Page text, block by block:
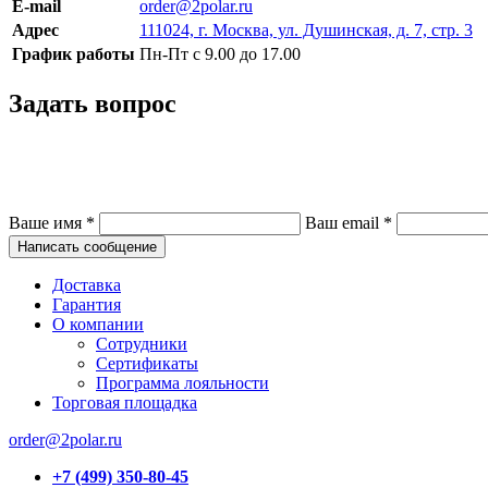
E-mail
order@2polar.ru
Адрес
111024, г. Москва, ул. Душинская, д. 7, стр. 3
График работы Пн-Пт с 9.00 до 17.00
Задать вопрос
Ваше имя * Ваш email *
Написать сообщение
Доставка
Гарантия
О компании
Сотрудники
Сертификаты
Программа лояльности
Торговая площадка
order@2polar.ru
+7 (499) 350-80-45